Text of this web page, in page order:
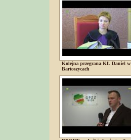
Kolejna przegrana KŁ Daniel w
Bartoszycach